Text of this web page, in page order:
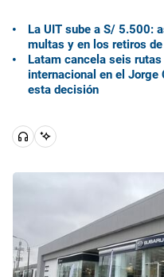
La UIT sube a S/ 5.500:
multas y en los retiros
Latam cancela seis
internacional en el Jorge
esta decisión